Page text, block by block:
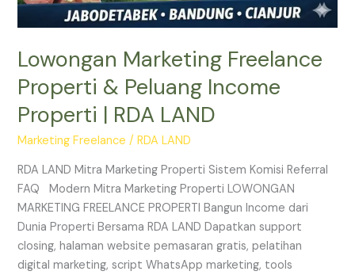
Lowongan Marketing Freelance
Properti & Peluang Income
Properti | RDA LAND
Marketing Freelance /RDA LAND
RDA LAND Mitra Marketing Properti Sistem Komisi Referral
FAQ Modern Mitra Marketing Properti LOWONGAN
MARKETING FREELANCE PROPERTI Bangun Income dari
Dunia Properti Bersama RDA LAND Dapatkan support
closing, halaman website pemasaran gratis, pelatihan
digital marketing, script WhatsApp marketing, tools